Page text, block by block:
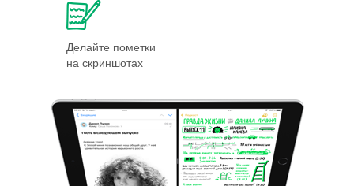
Делайте пометки
на скриншотах